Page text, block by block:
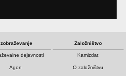
dejavnosti
Agon
Založništvo
Kamizdat
O založništvu